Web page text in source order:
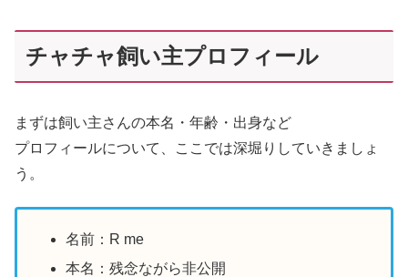
チャチャ飼い主プロフィール
まずは飼い主さんの本名・年齢・出身など
プロフィールについて、ここでは深堀りしていきましょ
う。
名前：R me
本名：残念ながら非公開